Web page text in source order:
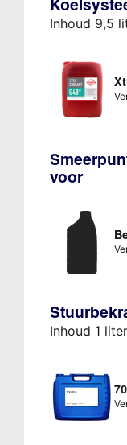
Inhoud 9,5
voor
Inhoud 1 liter